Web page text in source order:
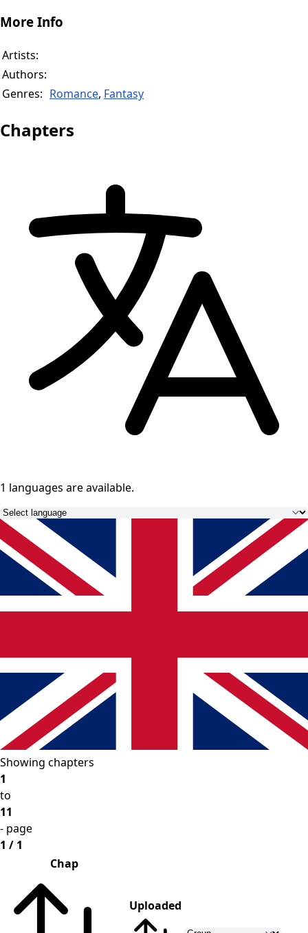
More Info
Artists:
Authors:
Genres: Romance, Fantasy
Chapters
1 languages are available.
Showing chapters
1
to
11
- page
1 / 1
Chap
Uploaded